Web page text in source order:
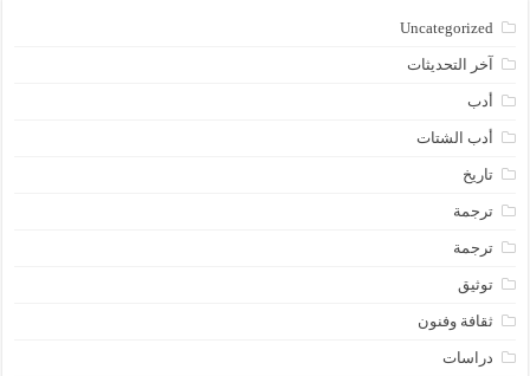
Uncategorized
آخر التحديثات
أدب
أدب الشتات
تاريخ
ترجمة
ترجمة
توثيق
ثقافة وفنون
دراسات